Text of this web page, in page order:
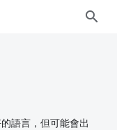
語言，但可能會出